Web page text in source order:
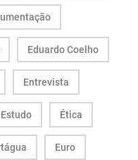
Eduardo Coelho
Entrevista
Estudo Ética
Euro